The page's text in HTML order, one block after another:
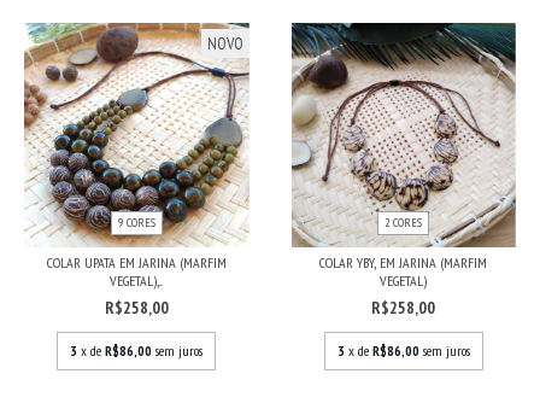
NOVO
9 CORES
COLAR UPATA EM JARINA (MARFIM
VEGETAL),...
R$258,00
3 x deR$86,00 sem juros
2 CORES
COLAR YBY, EM JARINA (MARFIM
VEGETAL)
R$258,00
3 x de R$86,00 sem juros